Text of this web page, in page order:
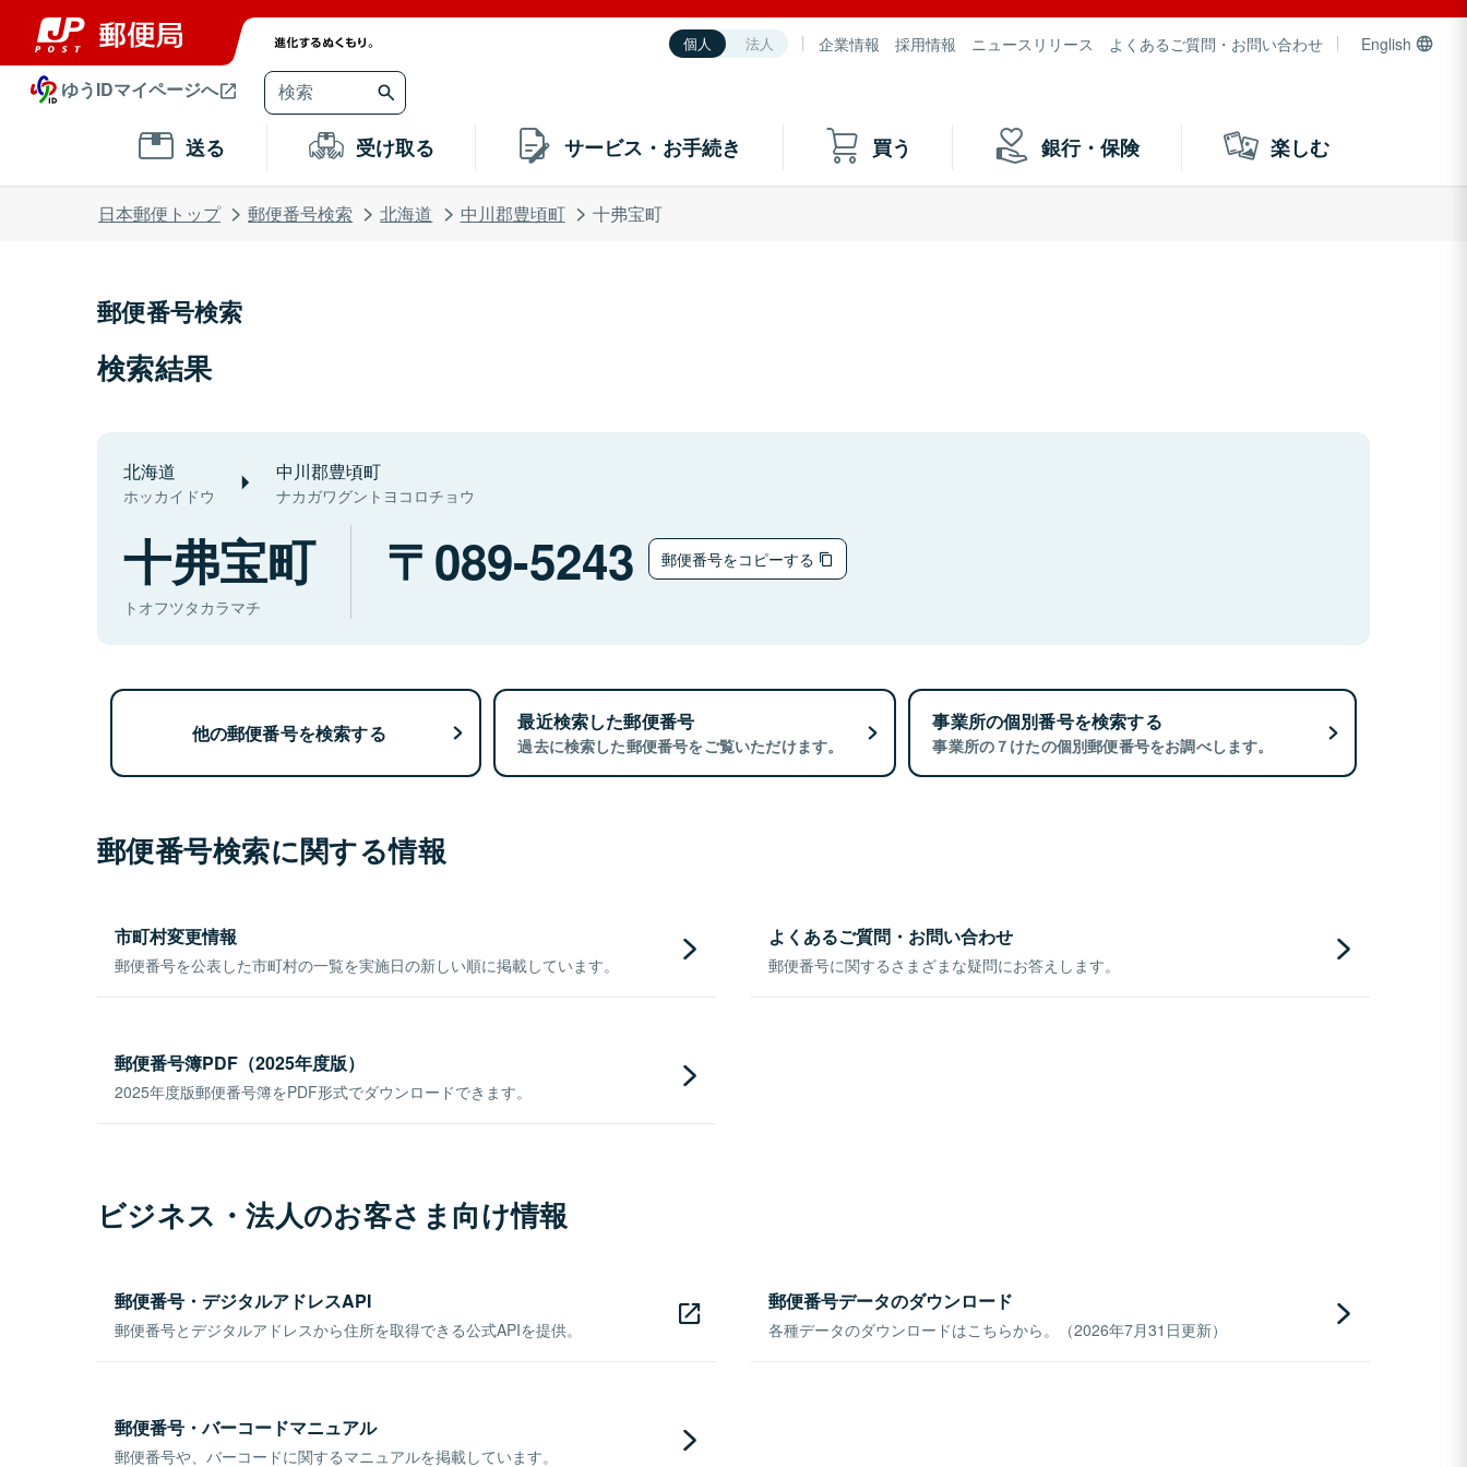
個人 法人 企業情報 採用情報 ニュースリリース よくあるご質問・お問い合わせ English
ゆうIDマイページへ
送る 受け取る サービス・お手続き 買う 銀行・保険 楽しむ
日本郵便トップ 郵便番号検索 北海道 中川郡豊頃町 十弗宝町
郵便番号検索
検索結果
北海道
ホッカイドウ
中川郡豊頃町
ナカガワグントヨコロチョウ
十弗宝町
トオフツタカラマチ
089-5243 郵便番号をコピーする
他の郵便番号を検索する 最近検索した郵便番号
過去に検索した郵便番号をご覧いただけます。
事業所の個別番号を検索する
事業所の７けたの個別郵便番号をお調べします。
郵便番号検索に関する情報
市町村変更情報
郵便番号を公表した市町村の一覧を実施日の新しい順に掲載しています。
よくあるご質問・お問い合わせ
郵便番号に関するさまざまな疑問にお答えします。
郵便番号簿PDF（2025年度版）
2025年度版郵便番号簿をPDF形式でダウンロードできます。
ビジネス・法人のお客さま向け情報
郵便番号・デジタルアドレスAPI
郵便番号とデジタルアドレスから住所を取得できる公式APIを提供。
郵便番号データのダウンロード
各種データのダウンロードはこちらから。（2026年7月31日更新）
郵便番号・バーコードマニュアル
郵便番号や、バーコードに関するマニュアルを掲載しています。